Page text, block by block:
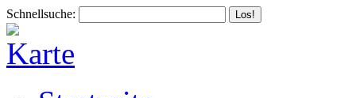
Schnellsuche: